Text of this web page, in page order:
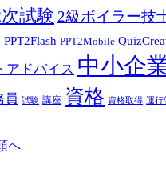
試験 2級ボイラー技
PPT2Flash PPT2Mobile
アドバイス 中小企
員 試験 講座 資格 資格取得 運行